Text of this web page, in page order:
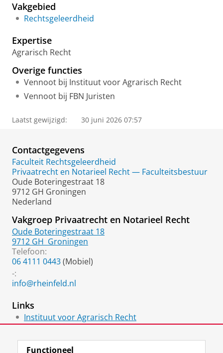
a
g
r
c
P
o
t
a
Vakgebied
Rechtsgeleerdheid
Expertise
Agrarisch Recht
Overige functies
Vennoot bij Instituut voor Agrarisch Recht
Vennoot bij FBN Juristen
Laatst gewijzigd: 30 juni 2026 07:57
Contactgegevens
Faculteit Rechtsgeleerdheid
Privaatrecht en Notarieel Recht — Faculteitsbestuur
Oude Boteringestraat 18
9712 GH Groningen
Nederland
Vakgroep Privaatrecht en Notarieel Recht
Oude Boteringestraat 18
9712 GH Groningen
Telefoon:
06 4111 0443(Mobiel)
-:
info@rheinfeld.nl
Links
Instituut voor Agrarisch Recht
Functioneel